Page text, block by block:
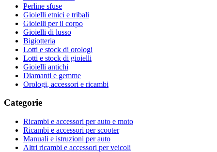
Perline sfuse
Gioielli etnici e tribali
Gioielli per il corpo
Gioielli di lusso
Bigiotteria
Lotti e stock di orologi
Lotti e stock di gioielli
Gioielli antichi
Diamanti e gemme
Orologi, accessori e ricambi
Categorie
Ricambi e accessori per auto e moto
Ricambi e accessori per scooter
Manuali e istruzioni per auto
Altri ricambi e accessori per veicoli